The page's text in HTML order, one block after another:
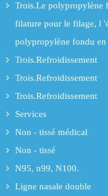
Trois.Le polypropylène
filature pour le filage, l
polypropylène fondu
Trois.Refroidissement
Trois.Refroidissement
Trois.Refroidissement
Services
Non - tissé médical
Non - tissé
N95, n99, N100.
Ligne nasale double